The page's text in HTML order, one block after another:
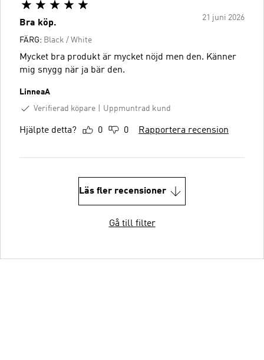
21 juni 2026
Bra köp.
FÄRG: Black / White
Mycket bra produkt är mycket nöjd men den. Känner
mig snygg när ja bär den.
LinneaA
Verifierad köpare
Uppmuntrad kund
Hjälpte detta? 0 0 Rapportera recension
Läs fler recensioner
Gå till filter